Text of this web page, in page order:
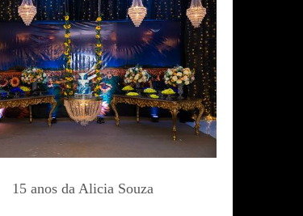
15 anos da Alicia Souza